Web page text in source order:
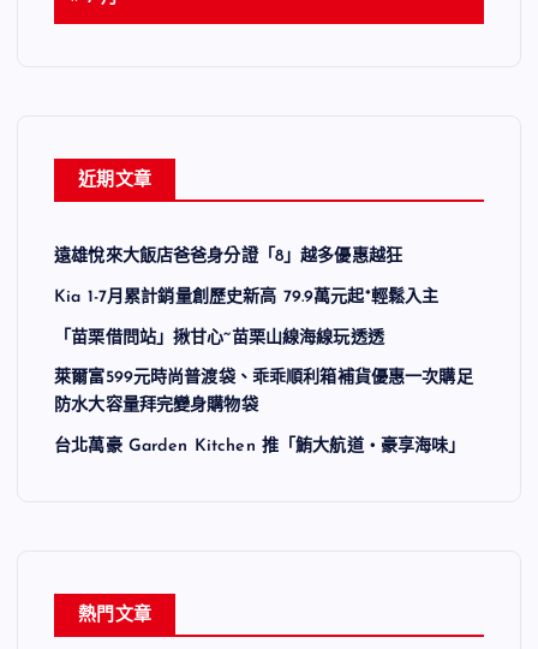
近期文章
遠雄悅來大飯店爸爸身分證「8」越多優惠越狂
Kia 1-7月累計銷量創歷史新高 79.9萬元起*輕鬆入主
「苗栗借問站」揪甘心~苗栗山線海線玩透透
萊爾富599元時尚普渡袋、乖乖順利箱補貨優惠一次購足
防水大容量拜完變身購物袋
台北萬豪 Garden Kitchen 推「鮪大航道・豪享海味」
熱門文章